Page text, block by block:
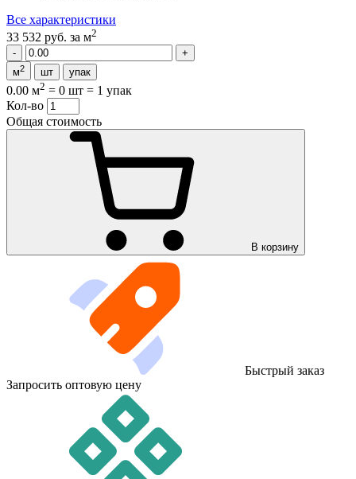
Все характеристики
33 532 руб. за м2
м2 шт упак
0.00 м2 = 0 шт = 1 упак
Кол-во
Общая стоимость
В корзину
Быстрый заказ
Запросить оптовую цену